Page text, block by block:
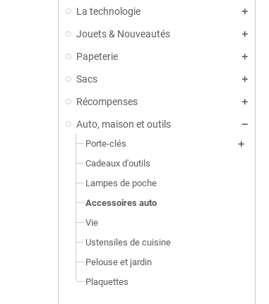
La technologie
Jouets & Nouveautés
Papeterie
Sacs
Récompenses
Auto, maison et outils
Porte-clés
Cadeaux d'outils
Lampes de poche
Accessoires auto
Vie
Ustensiles de cuisine
Pelouse et jardin
Plaquettes